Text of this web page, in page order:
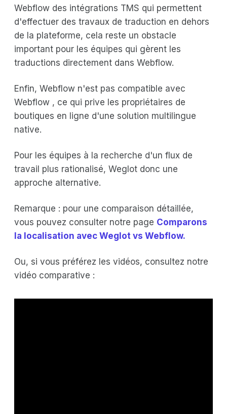
Webflow des intégrations TMS qui permettent
d'effectuer des travaux de traduction en dehors
de la plateforme, cela reste un obstacle
important pour les équipes qui gèrent les
traductions directement dans Webflow.
Enfin, Webflow n'est pas compatible avec
Webflow , ce qui prive les propriétaires de
boutiques en ligne d'une solution multilingue
native.
Pour les équipes à la recherche d'un flux de
travail plus rationalisé, Weglot donc une
approche alternative.
Remarque : pour une comparaison détaillée,
vous pouvez consulter notre page Comparons
la localisation avec Weglot vs Webflow.
Ou, si vous préférez les vidéos, consultez notre
vidéo comparative :